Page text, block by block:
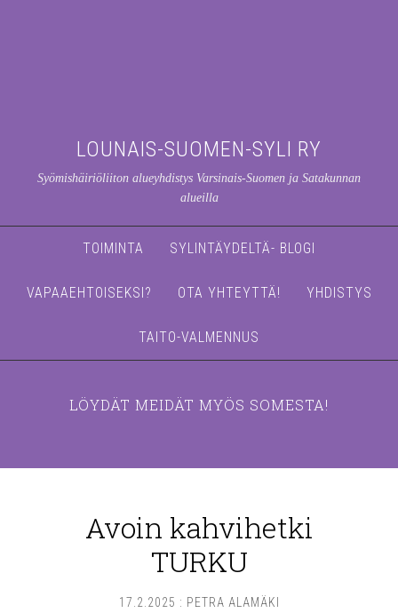
LOUNAIS-SUOMEN-SYLI RY
Syömishäiriöliiton alueyhdistys Varsinais-Suomen ja Satakunnan
alueilla
TOIMINTA SYLINTÄYDELTÄ- BLOGI
VAPAAEHTOISEKSI? OTA YHTEYTTÄ! YHDISTYS
TAITO-VALMENNUS
LÖYDÄT MEIDÄT MYÖS SOMESTA!
Avoin kahvihetki
TURKU
17.2.2025 : PETRA ALAMÄKI